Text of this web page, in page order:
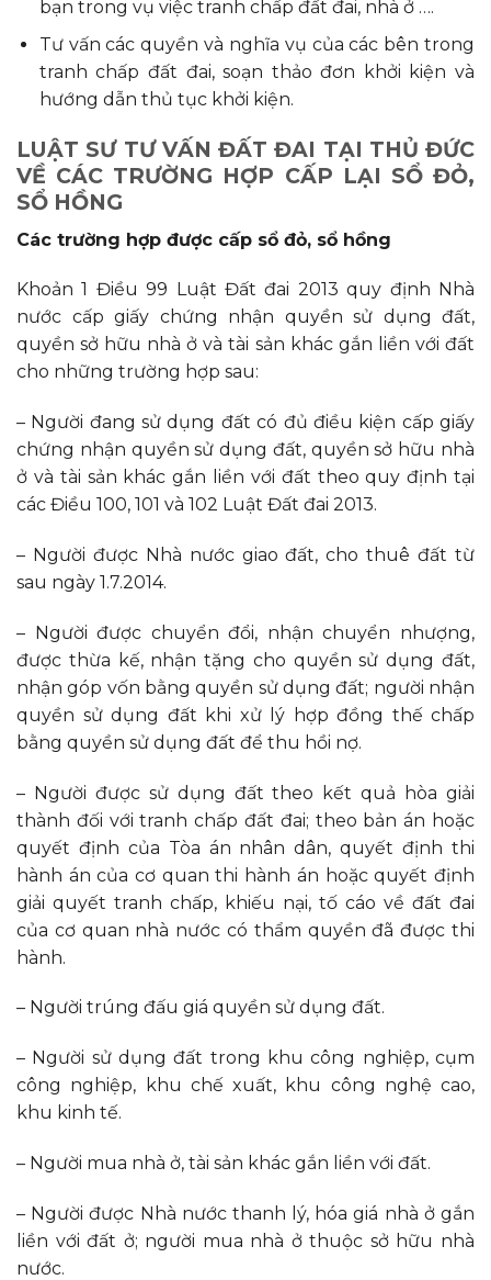
bạn trong vụ việc tranh chấp đất đai, nhà ở ….
Tư vấn các quyền và nghĩa vụ của các bên trong
tranh chấp đất đai, soạn thảo đơn khởi kiện và
hướng dẫn thủ tục khởi kiện.
LUẬT SƯ TƯ VẤN ĐẤT ĐAI TẠI THỦ ĐỨC
VỀ CÁC TRƯỜNG HỢP CẤP LẠI SỔ ĐỎ,
SỔ HỒNG
Các trường hợp được cấp sổ đỏ, sổ hồng
Khoản 1 Điều 99 Luật Đất đai 2013 quy định Nhà
nước cấp giấy chứng nhận quyền sử dụng đất,
quyền sở hữu nhà ở và tài sản khác gắn liền với đất
cho những trường hợp sau:
– Người đang sử dụng đất có đủ điều kiện cấp giấy
chứng nhận quyền sử dụng đất, quyền sở hữu nhà
ở và tài sản khác gắn liền với đất theo quy định tại
các Điều 100, 101 và 102 Luật Đất đai 2013.
– Người được Nhà nước giao đất, cho thuê đất từ
sau ngày 1.7.2014.
– Người được chuyển đổi, nhận chuyển nhượng,
được thừa kế, nhận tặng cho quyền sử dụng đất,
nhận góp vốn bằng quyền sử dụng đất; người nhận
quyền sử dụng đất khi xử lý hợp đồng thế chấp
bằng quyền sử dụng đất để thu hồi nợ.
– Người được sử dụng đất theo kết quả hòa giải
thành đối với tranh chấp đất đai; theo bản án hoặc
quyết định của Tòa án nhân dân, quyết định thi
hành án của cơ quan thi hành án hoặc quyết định
giải quyết tranh chấp, khiếu nại, tố cáo về đất đai
của cơ quan nhà nước có thẩm quyền đã được thi
hành.
– Người trúng đấu giá quyền sử dụng đất.
– Người sử dụng đất trong khu công nghiệp, cụm
công nghiệp, khu chế xuất, khu công nghệ cao,
khu kinh tế.
– Người mua nhà ở, tài sản khác gắn liền với đất.
– Người được Nhà nước thanh lý, hóa giá nhà ở gắn
liền với đất ở; người mua nhà ở thuộc sở hữu nhà
nước.